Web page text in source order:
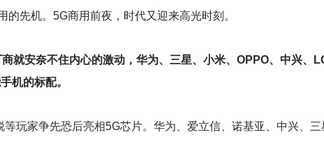
先机。5G商用前夜，时代又迎来高光时刻。
就安奈不住内心的激动，华为、三星、小米、OPPO、中兴、
机的标配。
玩家争先恐后亮相5G芯片。华为、爱立信、诺基亚、中兴、三